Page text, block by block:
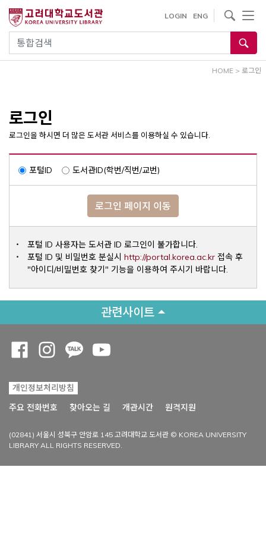
건
통합검색
LOGIN ENG
사이트내 검색
HOME > 로그인
로그인
로그인을 하시면 더 많은 도서관 서비스를 이용하실 수 있습니다.
포털ID 도서관ID(학번/직번/교번)
로그인 페이지 이동
포털 ID 사용자는 도서관 ID 로그인이 불가합니다.
포털 ID 및 비밀번호 분실시 http://portal.korea.ac.krOpens a
접속 후
"아이디/비밀번호 찾기" 기능을 이용하여 주시기 바랍니다.
관련사이트
개인정보처리방침
주요 전화번호
찾아오는 길 개관시간 원격지원
(02841) 서울시 성북구 안암로 145 고려대학교 도서관 © KOREA UNIVERSITY
LIBRARY ALL RIGHTS RESERVED.
Opens a new window
Opens a new window
Opens a new window